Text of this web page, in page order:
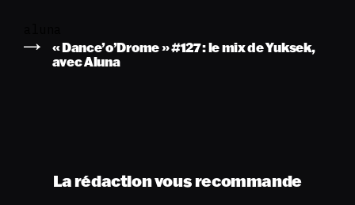
« Dance’o’Drome » #127 : le mix de Yuksek,
avec Aluna
La rédaction vous recommande